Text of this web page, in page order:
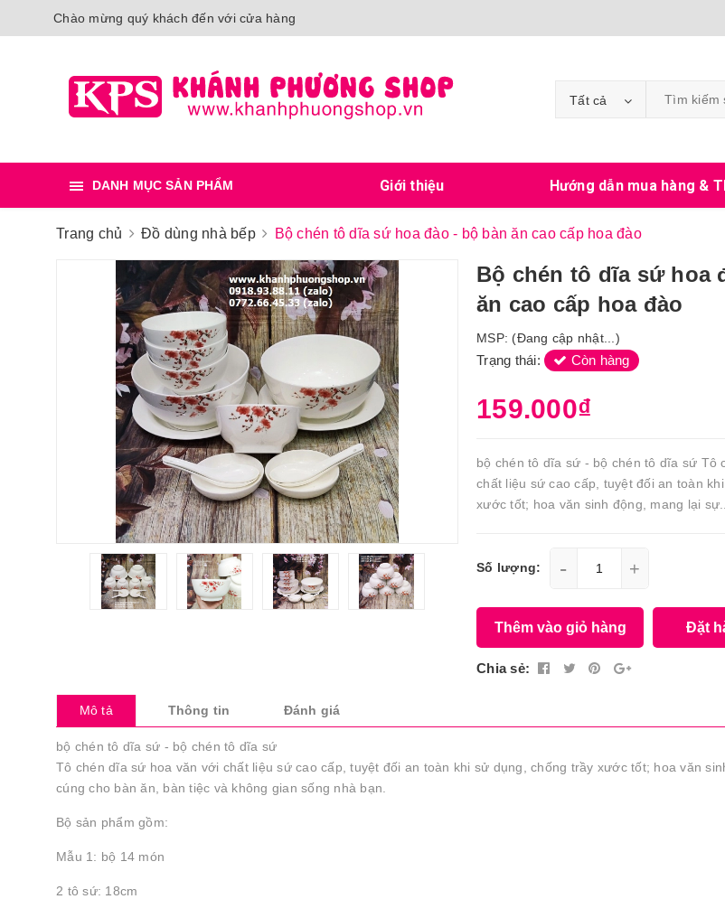
Chào mừng quý khách đến với cửa hàng
Tất cả
DANH MỤC SẢN PHẨM Giới thiệu Hướng dẫn mua hàng &
Trang chủ Đồ dùng nhà bếp Bộ chén tô dĩa sứ hoa đào - bộ bàn ăn cao cấp hoa đào
Bộ chén tô dĩa sứ hoa
ăn cao cấp hoa đào
MSP: (Đang cập nhật...)
Trạng thái: Còn hàng
159.000₫
bộ chén tô dĩa sứ - bộ chén tô dĩa sứ Tô
chất liệu sứ cao cấp, tuyệt đối an toàn
xước tốt; hoa văn sinh động, mang lại sự...
Số lượng: - +
Thêm vào giỏ hàng Đặt
Chia sẻ:
Mô tả Thông tin Đánh giá
bộ chén tô dĩa sứ - bộ chén tô dĩa sứ
Tô chén dĩa sứ hoa văn với chất liệu sứ cao cấp, tuyệt đối an toàn khi sử dụng, chống trầy xước tốt; hoa văn
cúng cho bàn ăn, bàn tiệc và không gian sống nhà bạn.
Bộ sản phẩm gồm:
Mẫu 1: bộ 14 món
2 tô sứ: 18cm